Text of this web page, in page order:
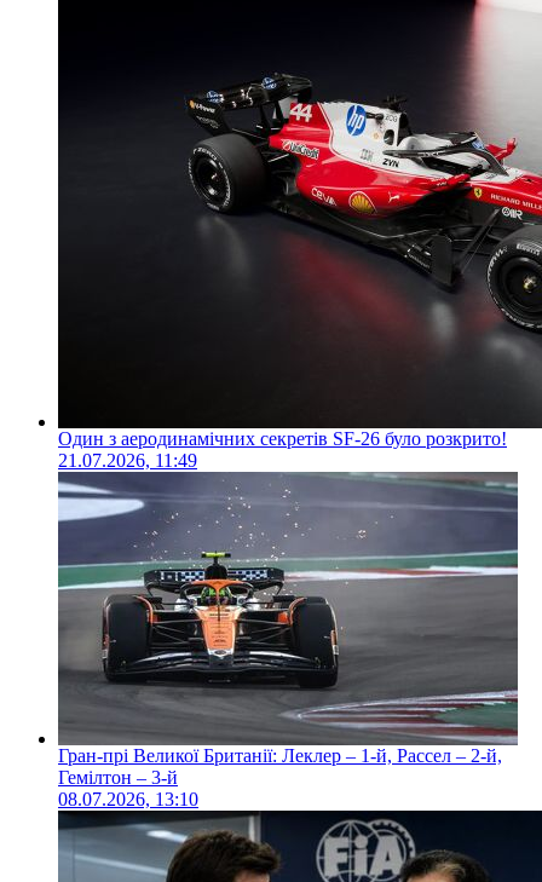
Один з аеродинамічних секретів SF-26 було розкрито!
21.07.2026, 11:49
Гран-прі Великої Британії: Леклер – 1-й, Рассел – 2-й,
Гемілтон – 3-й
08.07.2026, 13:10